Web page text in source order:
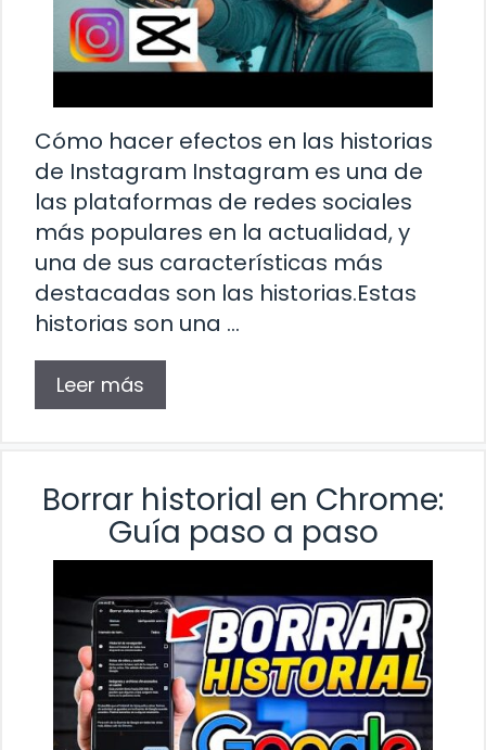
Cómo hacer efectos en las historias
de Instagram Instagram es una de
las plataformas de redes sociales
más populares en la actualidad, y
una de sus características más
destacadas son las historias.Estas
historias son una …
Leer más
Borrar historial en Chrome:
Guía paso a paso